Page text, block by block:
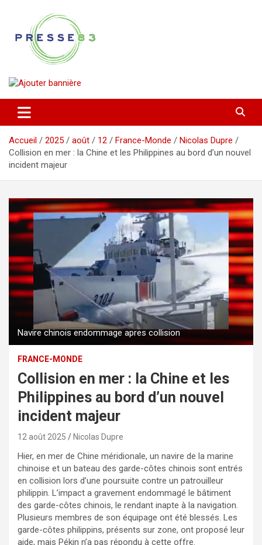
contenu
Presse 83
Accueil 2025 août 12 France-Monde
Nicolas Dupre
Collision en mer : la Chine et les Philippines au bord d’un nouvel
incident majeur
Navire chinois endommage apres collision
FRANCE-MONDE
Collision en mer : la Chine et les
Philippines au bord d’un nouvel
incident majeur
12 août 2025 Nicolas Dupre
Hier, en mer de Chine méridionale, un navire de la marine
chinoise et un bateau des garde-côtes chinois sont entrés
en collision lors d’une poursuite contre un patrouilleur
philippin. L’impact a gravement endommagé le bâtiment
des garde-côtes chinois, le rendant inapte à la navigation.
Plusieurs membres de son équipage ont été blessés. Les
garde-côtes philippins, présents sur zone, ont proposé leur
aide, mais Pékin n’a pas répondu à cette offre.